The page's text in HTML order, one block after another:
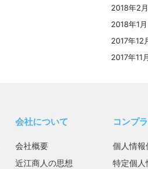
2018年2月
2018年1月
2017年12
2017年11
会社について
会社概要
近江商人の思想
コンプ
個人情報
特定個人